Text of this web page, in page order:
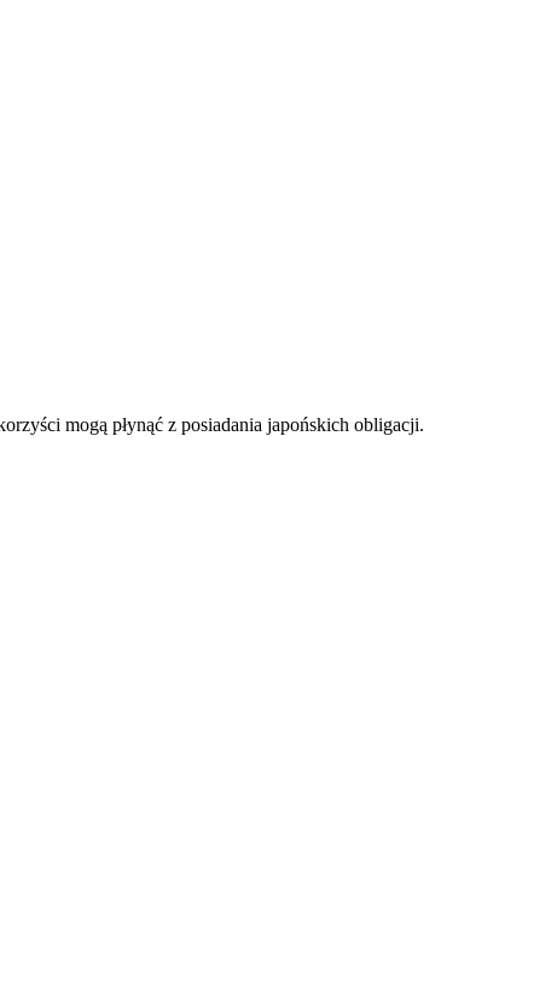
mogą płynąć z posiadania japońskich obligacji.